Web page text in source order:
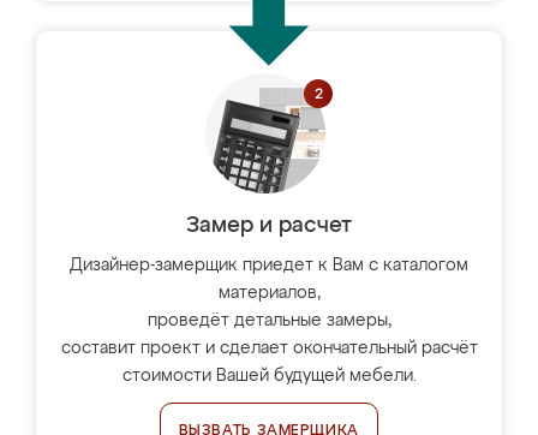
Замер и расчет
Дизайнер-замерщик приедет к Вам с каталогом
материалов,
проведёт детальные замеры,
составит проект и сделает окончательный расчёт
стоимости Вашей будущей мебели.
ВЫЗВАТЬ ЗАМЕРЩИКА